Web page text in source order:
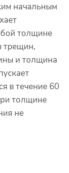
начальным
толщине
трещин,
и толщина
в течение 60
толщине
не